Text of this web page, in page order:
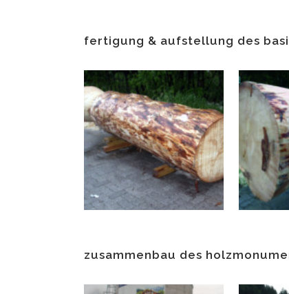
fertigung & aufstellung des
zusammenbau des